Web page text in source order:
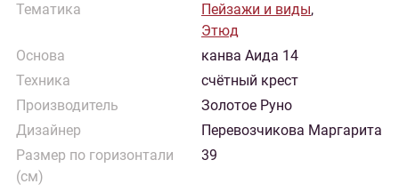
Тематика
Пейзажи и виды,
Этюд
Основа
канва Аида 14
Техника
счётный крест
Производитель
Золотое Руно
Дизайнер
Перевозчикова Маргарита
Размер по горизонтали
(см)
39